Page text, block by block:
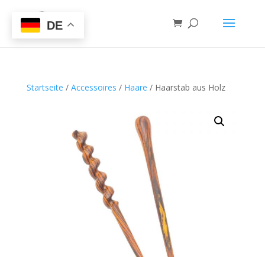
Startseite / Accessoires / Haare / Haarstab aus Holz
DE